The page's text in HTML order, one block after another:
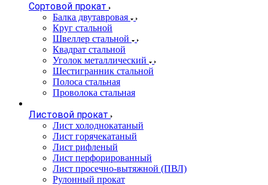
Сортовой прокат
Балка двутавровая
Круг стальной
Швеллер стальной
Квадрат стальной
Уголок металлический
Шестигранник стальной
Полоса стальная
Проволока стальная
Листовой прокат
Лист холоднокатаный
Лист горячекатаный
Лист рифленый
Лист перфорированный
Лист просечно-вытяжной (ПВЛ)
Рулонный прокат